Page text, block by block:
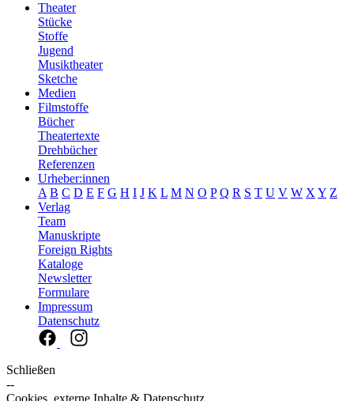
Theater
Stücke
Stoffe
Jugend
Musiktheater
Sketche
Medien
Filmstoffe
Bücher
Theatertexte
Drehbücher
Referenzen
Urheber:innen
A B C D E F G H I J K L M N O P Q R S T U V W X Y Z
Verlag
Team
Manuskripte
Foreign Rights
Kataloge
Newsletter
Formulare
Impressum
Datenschutz
Schließen
--